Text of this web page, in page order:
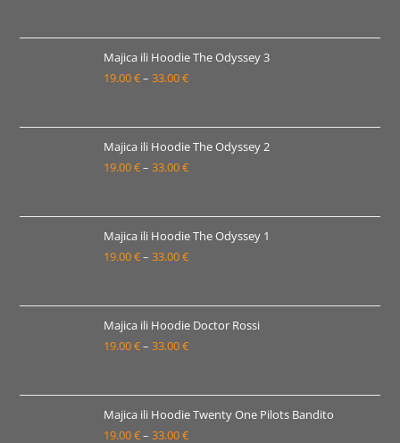
19.00 €
do
Majica ili Hoodie The Odyssey 3
19.00€– 33.00€Raspon
19.00 €
do
Majica ili Hoodie The Odyssey 2
19.00€– 33.00€Raspon
19.00 €
do
Majica ili Hoodie The Odyssey 1
19.00€– 33.00€Raspon
19.00 €
do
Majica ili Hoodie Doctor Rossi
19.00€– 33.00€Raspon
19.00 €
do
Majica ili Hoodie Twenty One Pilots Bandito
19.00€– 33.00€Raspon